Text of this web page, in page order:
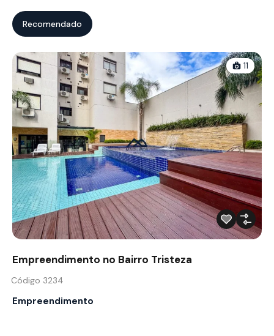
Recomendado
11
Empreendimento no Bairro Tristeza
Código 3234
Empreendimento